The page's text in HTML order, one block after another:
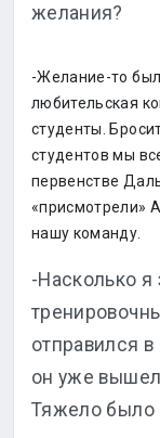
желания?
-Желание-то
любительская
студенты.
студентов мы
первенстве
«присмотрели»
нашу команду.
-Насколько я
отправился
он уже вышел
Тяжело было